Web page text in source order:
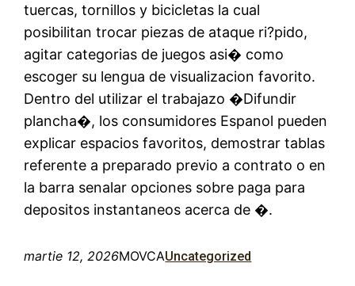
tuercas, tornillos y bicicletas la cual
posibilitan trocar piezas de ataque ri?pido,
agitar categorias de juegos asi� como
escoger su lengua de visualizacion favorito.
Dentro del utilizar el trabajazo �Difundir
plancha�, los consumidores Espanol pueden
explicar espacios favoritos, demostrar tablas
referente a preparado previo a contrato o en
la barra senalar opciones sobre paga para
depositos instantaneos acerca de �.
martie 12, 2026MOVCAUncategorized